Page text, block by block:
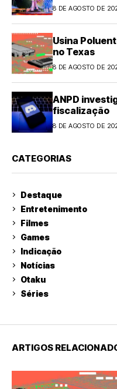
8 DE AGOSTO DE
Usina
no Texas
8 DE AGOSTO DE
ANPD
fiscalização
8 DE AGOSTO DE
CATEGORIAS
Destaque
Entretenimento
Filmes
Games
Indicação
Notícias
Otaku
Séries
ARTIGOS